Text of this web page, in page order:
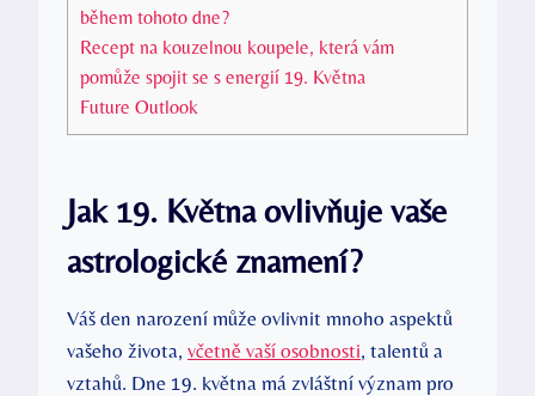
během tohoto dne?
Recept na kouzelnou‍ koupele, ⁣která vám
⁢pomůže⁤ spojit se s ⁣energií 19. Května
Future Outlook
Jak 19. Května ⁢ovlivňuje vaše
‌astrologické​ znamení?
Váš den narození⁤ může ovlivnit mnoho aspektů
⁣vašeho života,​ včetně vaší osobnosti, talentů a
vztahů. Dne 19. května má zvláštní význam pro